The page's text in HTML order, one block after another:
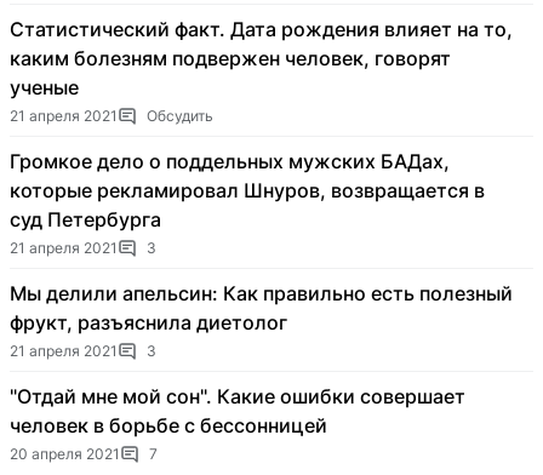
Статистический факт. Дата рождения влияет на то,
каким болезням подвержен человек, говорят
ученые
21 апреля 2021 Обсудить
Громкое дело о поддельных мужских БАДах,
которые рекламировал Шнуров, возвращается в
суд Петербурга
21 апреля 2021 3
Мы делили апельсин: Как правильно есть полезный
фрукт, разъяснила диетолог
21 апреля 2021 3
"Отдай мне мой сон". Какие ошибки совершает
человек в борьбе с бессонницей
20 апреля 2021 7